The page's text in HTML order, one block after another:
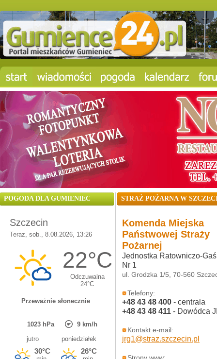
POGODA DLA GUMIENIEC STRAŻ POŻARNA W
Komenda Miejska
Państwowej Straży
Pożarnej
Jednostka Ratowniczo-
Nr 1
ul. Grodzka 1/5, 70-560
Telefony:
+48 43 48 400 - centrala
+48 43 48 411 - Dowódca
Kontakt e-mail:
jrg1@straz.szczecin.pl